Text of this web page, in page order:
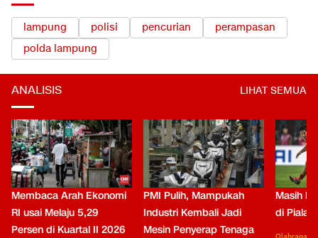
lampung polisi pencurian
perampasan
polda lampung
ANALISIS LIHAT SEMUA
Membaca Arah Ekonomi
RI usai Melaju 5,29
Persen di Kuartal II 2026
PMI Pulih, Mampukah
Industri Kembali Jadi
Mesin Penyerap Tenaga
Masih
di Piala